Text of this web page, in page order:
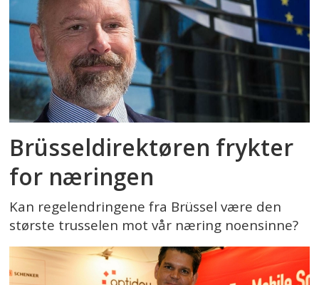
Brüsseldirektøren frykter
for næringen
Kan regelendringene fra Brüssel være den
største trusselen mot vår næring noensinne?